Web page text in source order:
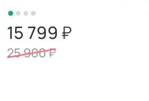
15 799
25 900